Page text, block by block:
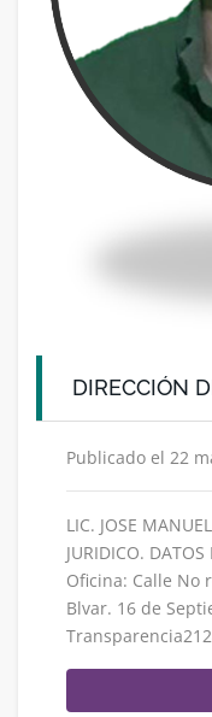
DIRECCIÓN
Publicado el 22
LIC. JOSE
JURIDICO.
Oficina: Calle No
Blvar. 16 de